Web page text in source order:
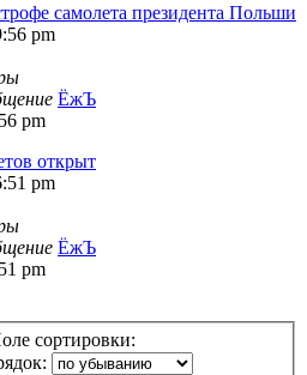
самолета президента Польши
pm
ЁжЪ
pm
открыт
pm
ЁжЪ
pm
сортировки: